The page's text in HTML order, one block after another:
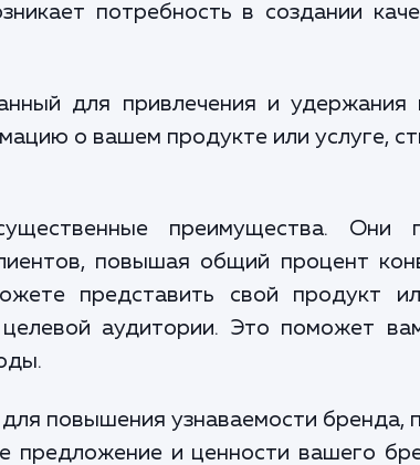
потребность в создании
для привлечения и удержания
о вашем продукте или услуге,
преимущества. Они
повышая общий процент
представить свой продукт
аудитории. Это поможет
повышения узнаваемости бренда,
предложение и ценности вашего